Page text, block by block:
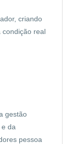
criando
condição real
gestão
da
pessoa